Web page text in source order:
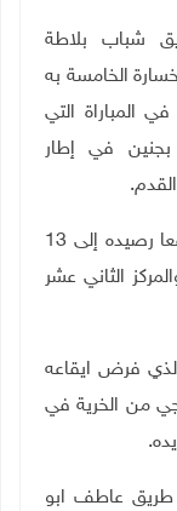
عمق فريق شباب بلاطة
الخامسة به
المباراة التي
بجنين في إطار
.
وبهذا الفوز حافظ الجدعان على صدارته رافعا رصيده إلى 13
الثاني عشر
فرض ايقاعه
من الخرية في
عن طريق عاطف ابو